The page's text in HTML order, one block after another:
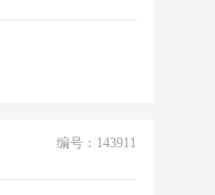
编号：143911